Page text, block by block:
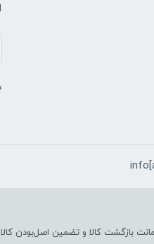
عنوان یکی از قدیمی‌ترین فروشگاه های اینترنتی با بیش از یک دهه تجربه، با پایبندی به